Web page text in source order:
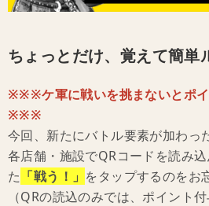
ちょっとだけ、覚えて簡単
※※※ケ軍に戦いを挑まないとポ
※※※
今回、新たにバトル要素が加わっ
各店舗・施設でQRコードを読み
た 「戦う！」 をタップするのをお
（QRの読込のみでは、ポイント付